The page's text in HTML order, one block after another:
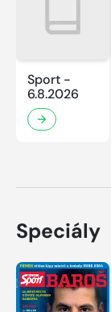
Sport -
6.8.2026
Speciály